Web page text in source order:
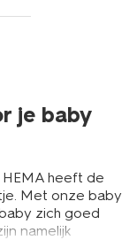
je baby
heeft de
Met onze baby
zich goed
namelijk